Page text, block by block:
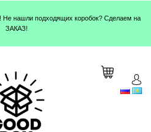
нашли подходящих коробок? Сделаем на
ЗАКАЗ!